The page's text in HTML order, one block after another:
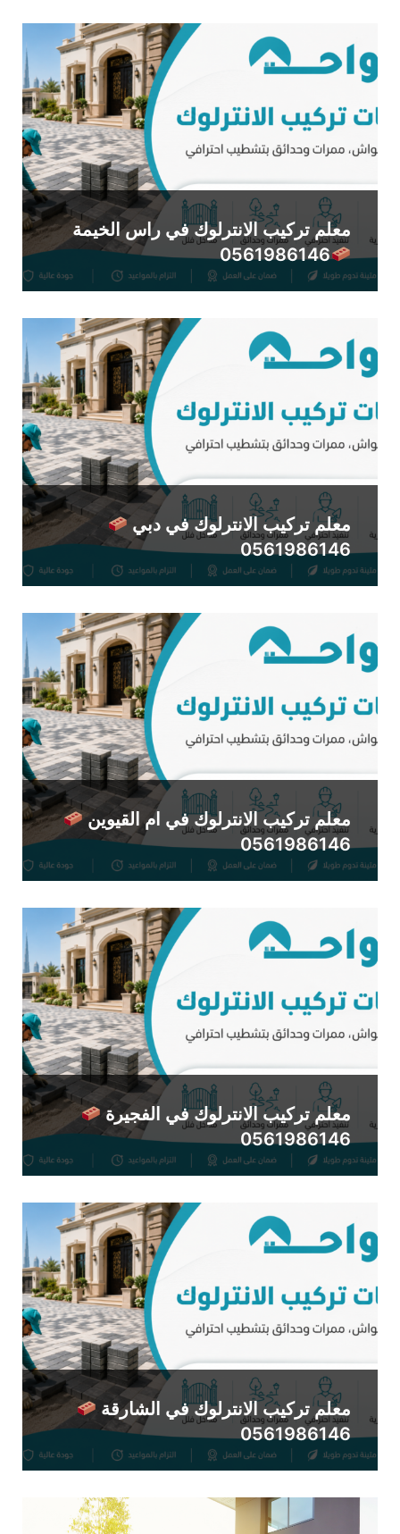
معلم تركيب الانترلوك في راس الخيمة
0561986146
معلم تركيب الانترلوك في دبي
0561986146
معلم تركيب الانترلوك في ام القيوين
0561986146
معلم تركيب الانترلوك في الفجيرة
0561986146
معلم تركيب الانترلوك في الشارقة
0561986146